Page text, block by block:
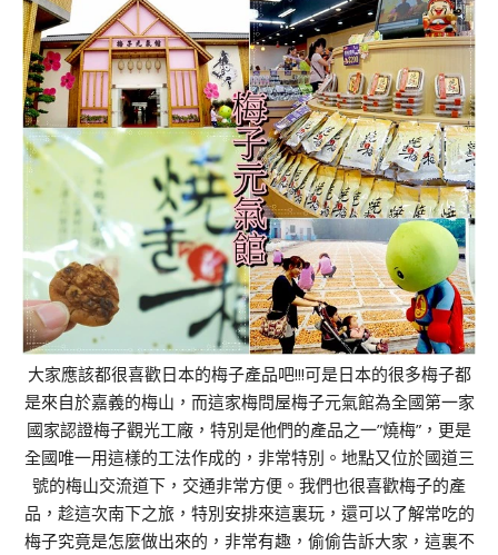
大家應該都很喜歡日本的梅子產品吧!!!可是日本的很多梅子都
是來自於嘉義的梅山，而這家梅問屋梅子元氣館為全國第一家
國家認證梅子觀光工廠，特別是他們的產品之一”燒梅”，更是
全國唯一用這樣的工法作成的，非常特別。地點又位於國道三
號的梅山交流道下，交通非常方便。我們也很喜歡梅子的產
品，趁這次南下之旅，特別安排來這裏玩，還可以了解常吃的
梅子究竟是怎麼做出來的，非常有趣，偷偷告訴大家，這裏不